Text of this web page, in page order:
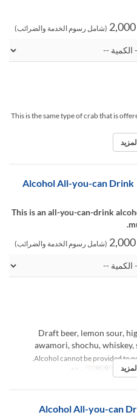
(شامل رسوم الخدمة والضرائب)
*This is the same type of crab that is
【Lunch OPTION】 Alcohol All-you-can Drink
This is an all-you-can-drink
(شامل رسوم الخدمة والضرائب)
Draft beer, lemon sour,
awamori, shochu,
حد الطلب
【Dinner OPTION】 Alcohol All-you-